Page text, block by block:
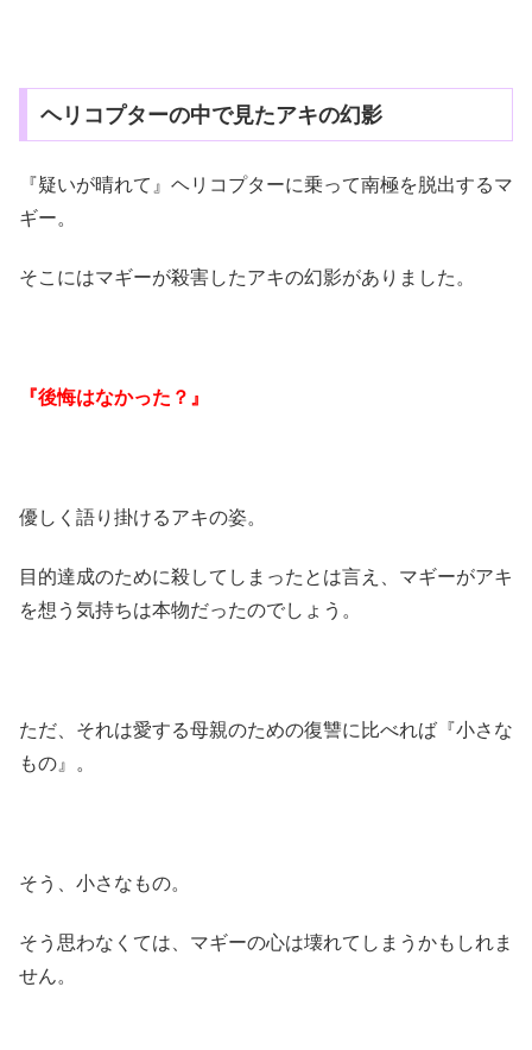
ヘリコプターの中で見たアキの幻影
『疑いが晴れて』ヘリコプターに乗って南極を脱出するマ
ギー。
そこにはマギーが殺害したアキの幻影がありました。
『後悔はなかった？』
優しく語り掛けるアキの姿。
目的達成のために殺してしまったとは言え、マギーがアキ
を想う気持ちは本物だったのでしょう。
ただ、それは愛する母親のための復讐に比べれば『小さな
もの』。
そう、小さなもの。
そう思わなくては、マギーの心は壊れてしまうかもしれま
せん。